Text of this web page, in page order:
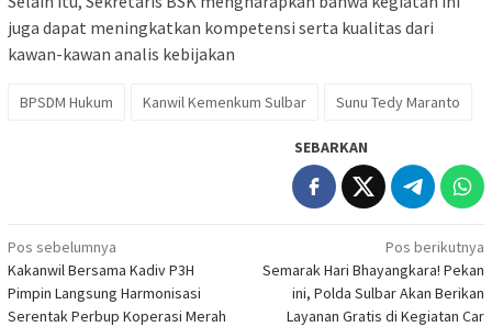
juga dapat meningkatkan kompetensi serta kualitas dari
kawan-kawan analis kebijakan
BPSDM Hukum Kanwil Kemenkum Sulbar Sunu Tedy Maranto
SEBARKAN
Navigasi
pos
Pos sebelumnya
Kakanwil Bersama Kadiv P3H
Pimpin Langsung Harmonisasi
Serentak Perbup Koperasi Merah
Pos berikutnya
Semarak Hari Bhayangkara! Pekan
ini, Polda Sulbar Akan Berikan
Layanan Gratis di Kegiatan Car